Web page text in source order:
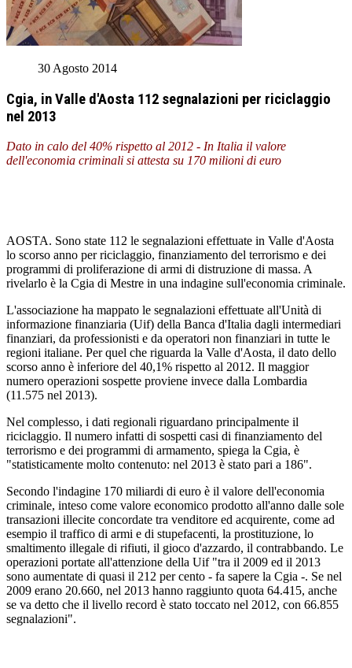
30 Agosto 2014
Cgia, in Valle d'Aosta 112 segnalazioni per riciclaggio
nel 2013
Dato in calo del 40% rispetto al 2012 - In Italia il valore
dell'economia criminali si attesta su 170 milioni di euro
AOSTA. Sono state 112 le segnalazioni effettuate in Valle d'Aosta
lo scorso anno per riciclaggio, finanziamento del terrorismo e dei
programmi di proliferazione di armi di distruzione di massa. A
rivelarlo è la Cgia di Mestre in una indagine sull'economia criminale.
L'associazione ha mappato le segnalazioni effettuate all'Unità di
informazione finanziaria (Uif) della Banca d'Italia dagli intermediari
finanziari, da professionisti e da operatori non finanziari in tutte le
regioni italiane. Per quel che riguarda la Valle d'Aosta, il dato dello
scorso anno è inferiore del 40,1% rispetto al 2012. Il maggior
numero operazioni sospette proviene invece dalla Lombardia
(11.575 nel 2013).
Nel complesso, i dati regionali riguardano principalmente il
riciclaggio. Il numero infatti di sospetti casi di finanziamento del
terrorismo e dei programmi di armamento, spiega la Cgia, è
"statisticamente molto contenuto: nel 2013 è stato pari a 186".
Secondo l'indagine 170 miliardi di euro è il valore dell'economia
criminale, inteso come valore economico prodotto all'anno dalle sole
transazioni illecite concordate tra venditore ed acquirente, come ad
esempio il traffico di armi e di stupefacenti, la prostituzione, lo
smaltimento illegale di rifiuti, il gioco d'azzardo, il contrabbando. Le
operazioni portate all'attenzione della Uif "tra il 2009 ed il 2013
sono aumentate di quasi il 212 per cento - fa sapere la Cgia -. Se nel
2009 erano 20.660, nel 2013 hanno raggiunto quota 64.415, anche
se va detto che il livello record è stato toccato nel 2012, con 66.855
segnalazioni".